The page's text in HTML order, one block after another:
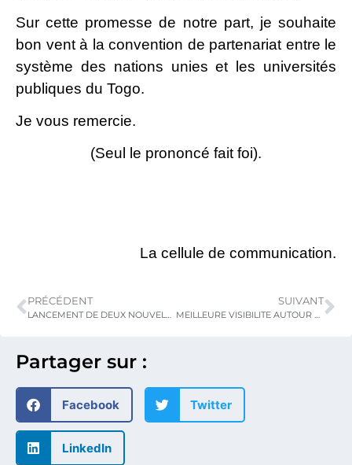
Partager sur :
Facebook Twitter
LinkedIn
Sur cette promesse de notre part, je souhaite
bon vent à la convention de partenariat entre le
système des nations unies et les universités
publiques du Togo.
Je vous remercie.
(Seul le prononcé fait foi).
La cellule de communication.
PRÉCÉDENT
LANCEMENT DE DEUX NOUVELLES LICENCES PROFESSIONNELLES EN GEOLOGIE MINIERE
SUIVANT
MEILLEURE VISIBILITE AUTOUR DE L’ACTION GOUVERNEMENTALE